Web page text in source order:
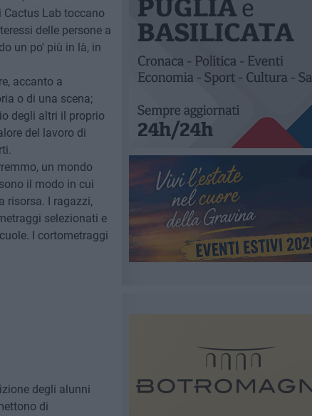
Cactus Lab toccano
delle persone a
un po' più in là, in
accanto a
o di una scena;
degli altri il proprio
del lavoro di
un mondo
il modo in cui
risorsa. I ragazzi,
selezionati e
I cortometraggi
degli alunni
di